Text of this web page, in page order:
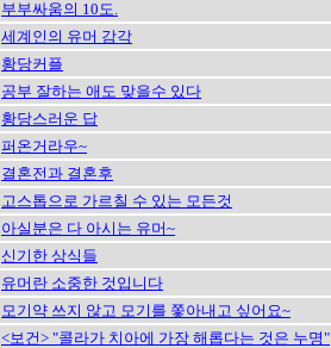
부부싸움의 10도.
세계인의 유머 감각
황당커플
공부 잘하는 애도 맞을수 있다
황당스러운 답
퍼온거라우~
결혼전과 결혼후
고스톱으로 가르칠 수 있는 모든것
아실분은 다 아시는 유머~
신기한 상식들
유머란 소중한 것입니다
모기약 쓰지 않고 모기를 쫓아내고 싶어요~
<보건> "콜라가 치아에 가장 해롭다는 것은 누명"